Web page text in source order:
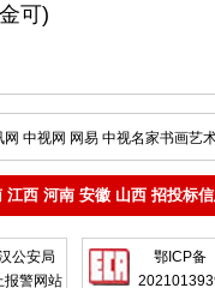
可)
网 中视网 网易 中视名家书画艺
江西 河南 安徽 山西 招投标
公安局
报警网站
鄂ICP备